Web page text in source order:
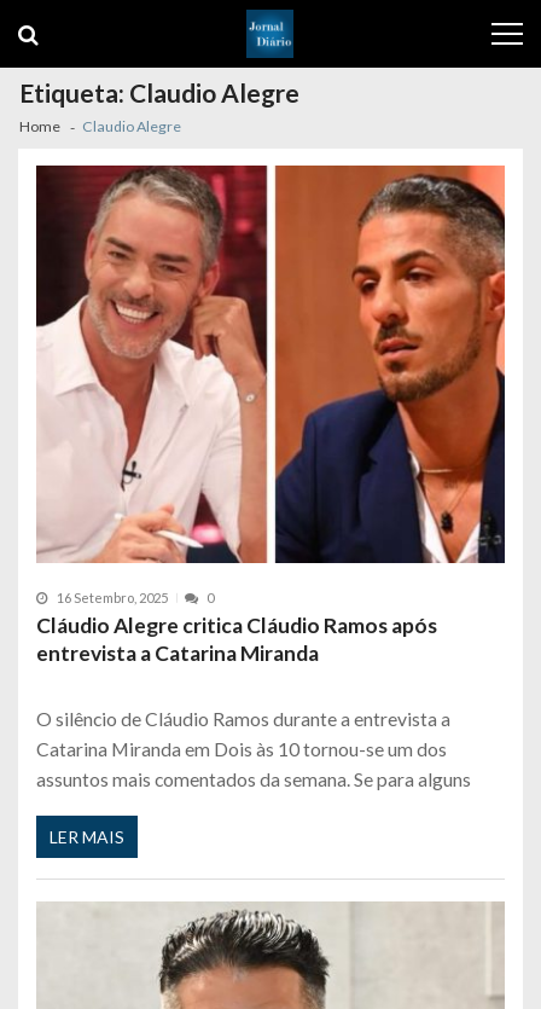
navigation
content
Etiqueta: Claudio Alegre
Home Claudio Alegre
16 Setembro, 2025 0
Cláudio Alegre critica Cláudio Ramos após
entrevista a Catarina Miranda
O silêncio de Cláudio Ramos durante a entrevista a
Catarina Miranda em Dois às 10 tornou-se um dos
assuntos mais comentados da semana. Se para alguns
LER MAIS